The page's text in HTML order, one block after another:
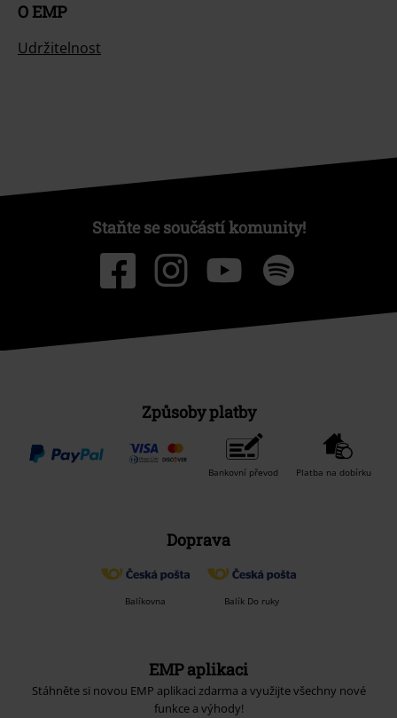
O EMP
Udržitelnost
Staňte se součástí komunity!
Způsoby platby
Bankovní převod Platba na dobírku
Doprava
Balíkovna Balík Do ruky
EMP aplikaci
Stáhněte si novou EMP aplikaci zdarma a využijte všechny nové
funkce a výhody!